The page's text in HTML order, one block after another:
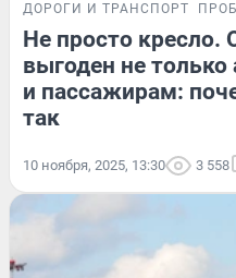
ДОРОГИ И ТРАНСПОРТ
Не просто кресло.
выгоден не
и пассажирам:
так
10 ноября, 2025, 13:30 3 558